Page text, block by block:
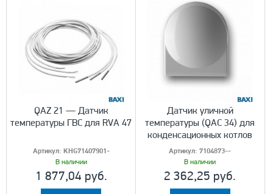
QAZ 21 — Датчик
температуры ГВС для RVA 47
Артикул: KHG71407901-
В наличии
1 877,04 руб.
Датчик уличной
температуры (QAC 34) для
конденсационных котлов
Артикул:7104873--
В наличии
2 362,25 руб.